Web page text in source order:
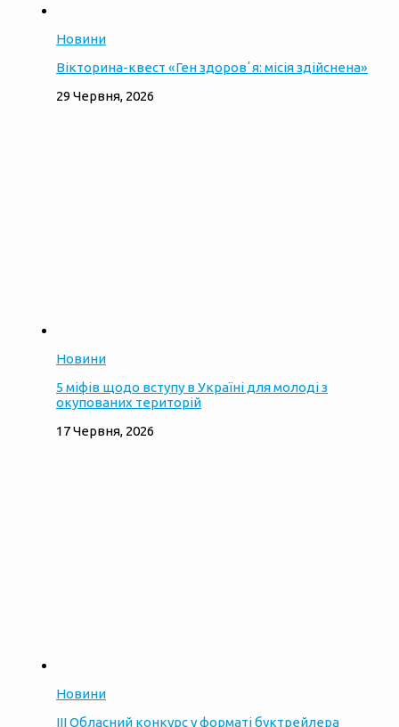
Новини
Вікторина-квест «Ген здоровʼя: місія здійснена»
29 Червня, 2026
Новини
5 міфів щодо вступу в Україні для молоді з
окупованих територій
17 Червня, 2026
Новини
ІІІ Обласний конкурс у форматі буктрейлера